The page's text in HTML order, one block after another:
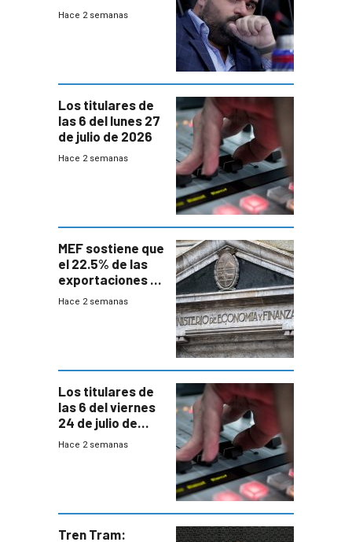
UTE “no era muy
Hace 2 semanas
Los titulares de
las 6 del lunes 27
de julio de 2026
Hace 2 semanas
MEF sostiene que
el 22.5% de las
exportaciones a
EE.UU se verán
Hace 2 semanas
Los titulares de
las 6 del viernes
24 de julio de
2026
Hace 2 semanas
Tren Tram: